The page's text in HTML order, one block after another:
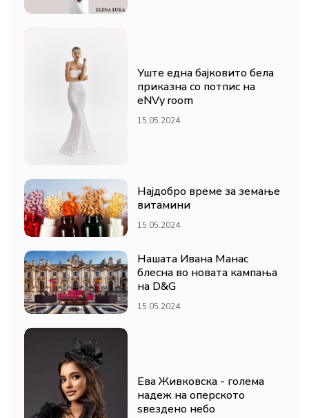
Уште една бајковито бела
приказна со потпис на
eNVy room
15.05.2024
Најдобро време за земање
витамини
15.05.2024
Нашата Ивана Манас
блесна во новата кампања
на D&G
15.05.2024
Ева Живковска - голема
надеж на оперското
ѕвездено небо